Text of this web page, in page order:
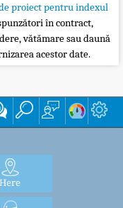
proiect pentru indexul
în contract,
vătămare sau daună
acestor date.
Here